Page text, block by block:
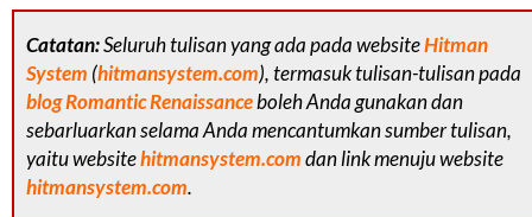
Catatan:Seluruh tulisan yang ada pada websiteHitman
System (hitmansystem.com), termasuk tulisan-tulisan pada
blog Romantic Renaissanceboleh Anda gunakan dan
sebarluarkan selama Anda mencantumkan sumber tulisan,
yaitu websitehitmansystem.comdan link menuju website
hitmansystem.com.